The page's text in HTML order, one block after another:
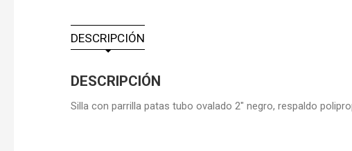
DESCRIPCIÓN
DESCRIPCIÓN
Silla con parrilla patas tubo ovalado 2″ negro, respaldo